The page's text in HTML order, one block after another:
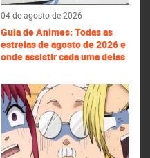
04 de agosto de 2026
Guia de Animes: Todas as
estreias de agosto de 2026 e
onde assistir cada uma delas